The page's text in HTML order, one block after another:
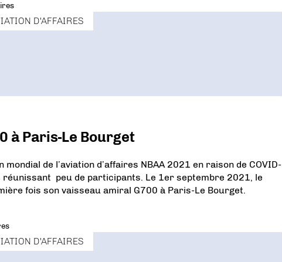
D'AFFAIRES
à Paris-Le Bourget
de l’aviation d’affaires NBAA 2021 en raison de COVID-
réunissant peu de participants. Le 1er septembre 2021, le
fois son vaisseau amiral G700 à Paris-Le Bourget.
D'AFFAIRES